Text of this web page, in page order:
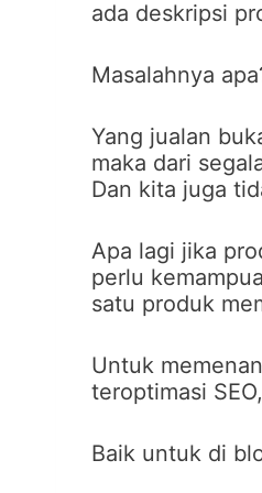
ada deskripsi
Masalahnya
Yang jualan
maka dari
Dan kita juga
Apa lagi jika
perlu
satu produk
Untuk
teroptimasi
Baik untuk di